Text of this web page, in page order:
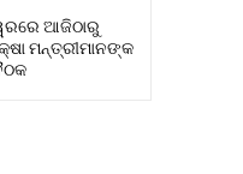
ଆଜିଠାରୁ
ମନ୍ତ୍ରୀମାନଙ୍କ